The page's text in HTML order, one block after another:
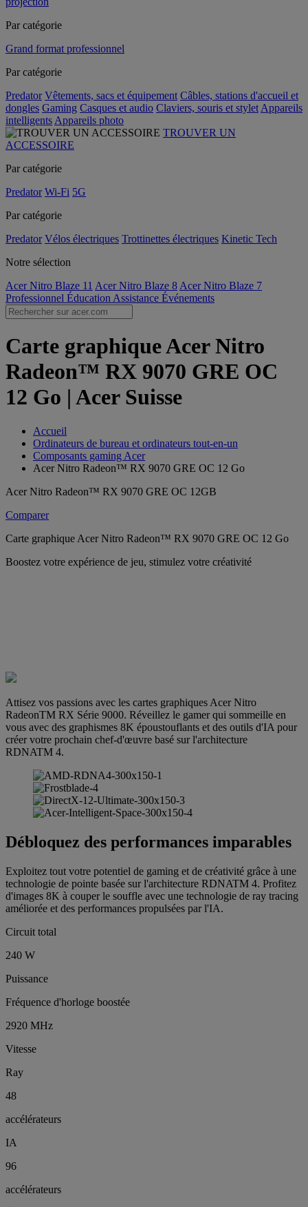
Par catégorie
Grand format professionnel
Par catégorie
Predator Vêtements, sacs et équipement Câbles, stations d'accueil et
dongles Gaming Casques et audio Claviers, souris et stylet Appareils
intelligents Appareils photo
TROUVER UN
ACCESSOIRE
Par catégorie
Predator Wi-Fi 5G
Par catégorie
Predator Vélos électriques Trottinettes électriques Kinetic Tech
Notre sélection
Acer Nitro Blaze 11 Acer Nitro Blaze 8 Acer Nitro Blaze 7
Professionnel Éducation Assistance Événements
Carte graphique Acer Nitro
Radeon™ RX 9070 GRE OC
12 Go | Acer Suisse
Accueil
Ordinateurs de bureau et ordinateurs tout-en-un
Composants gaming Acer
Acer Nitro Radeon™ RX 9070 GRE OC 12 Go
Acer Nitro Radeon™ RX 9070 GRE OC 12GB
Comparer
Carte graphique Acer Nitro Radeon™ RX 9070 GRE OC 12 Go
Boostez votre expérience de jeu, stimulez votre créativité
Attisez vos passions avec les cartes graphiques Acer Nitro
RadeonTM RX Série 9000. Réveillez le gamer qui sommeille en
vous avec des graphismes 8K époustouflants et des outils d'IA pour
créer votre prochain chef-d'œuvre basé sur l'architecture
RDNATM 4.
Débloquez des performances imparables
Exploitez tout votre potentiel de gaming et de créativité grâce à une
technologie de pointe basée sur l'architecture RDNATM 4. Profitez
d'images 8K à couper le souffle avec une technologie de ray tracing
améliorée et des performances propulsées par l'IA.
Circuit total
240 W
Puissance
Fréquence d'horloge boostée
2920 MHz
Vitesse
Ray
48
accélérateurs
IA
96
accélérateurs